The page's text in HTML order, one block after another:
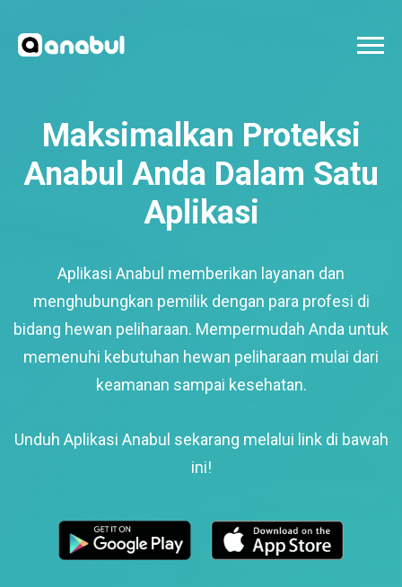
Maksimalkan Proteksi
Anabul Anda Dalam Satu
Aplikasi
Aplikasi Anabul memberikan layanan dan
menghubungkan pemilik dengan para profesi di
bidang hewan peliharaan. Mempermudah Anda untuk
memenuhi kebutuhan hewan peliharaan mulai dari
keamanan sampai kesehatan.
Unduh Aplikasi Anabul sekarang melalui link di bawah
ini!